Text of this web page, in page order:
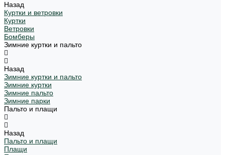
Назад
Куртки и ветровки
Куртки
Ветровки
Бомберы
Зимние куртки и пальто
Назад
Зимние куртки и пальто
Зимние куртки
Зимние пальто
Зимние парки
Пальто и плащи
Назад
Пальто и плащи
Плащи